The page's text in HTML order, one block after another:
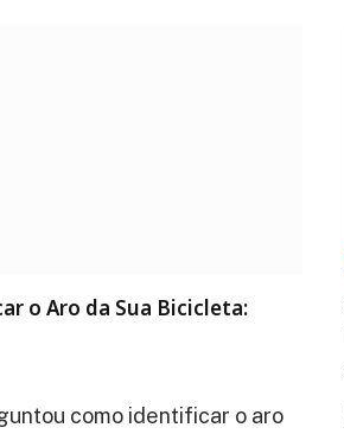
o Aro da Sua Bicicleta:
como identificar o aro